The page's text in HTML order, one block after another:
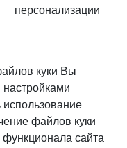
персонализации
куки Вы
настройками
использование
файлов куки
сайта